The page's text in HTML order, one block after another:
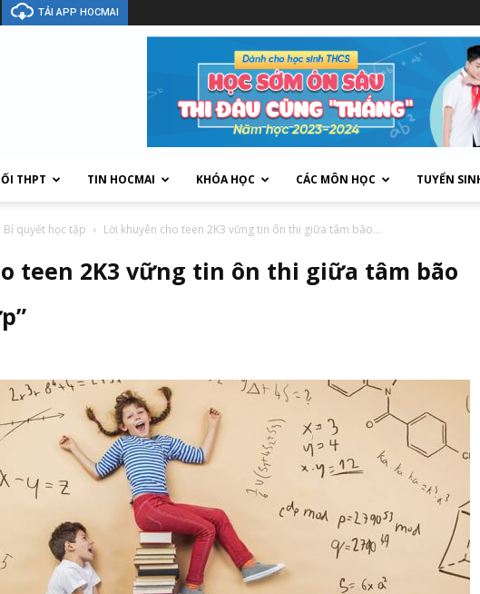
TẢI APP HOCMAI
THPT TIN HOCMAI KHÓA HỌC CÁC MÔN HỌC TUYỂN
Bí quyết học tập Lời khuyên cho teen 2K3 vững tin ôn thi giữa tâm bão...
teen 2K3 vững tin ôn thi giữa tâm bão